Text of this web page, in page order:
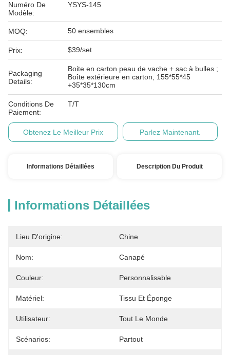
Numéro De
Modèle:
YSYS-145
MOQ: 50 ensembles
Prix: $39/set
Packaging
Details:
Boite en carton peau de vache + sac à bulles ;
Boîte extérieure en carton, 155*55*45
+35*35*130cm
Conditions De
Paiement:
T/T
Obtenez Le Meilleur Prix Parlez Maintenant.
Informations Détaillées Description Du Produit
Informations Détaillées
Lieu D'origine: Chine
Nom: Canapé
Couleur: Personnalisable
Matériel: Tissu Et Éponge
Utilisateur: Tout Le Monde
Scénarios: Partout